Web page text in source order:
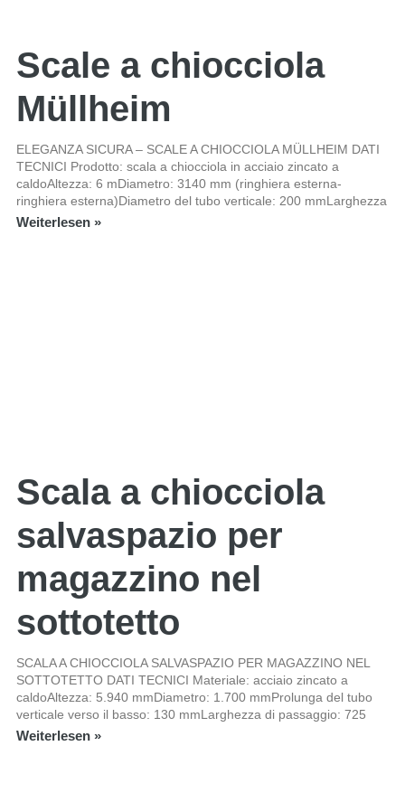
Scale a chiocciola
Müllheim
ELEGANZA SICURA – SCALE A CHIOCCIOLA MÜLLHEIM DATI
TECNICI Prodotto: scala a chiocciola in acciaio zincato a
caldoAltezza: 6 mDiametro: 3140 mm (ringhiera esterna-
ringhiera esterna)Diametro del tubo verticale: 200 mmLarghezza
Weiterlesen »
Scala a chiocciola
salvaspazio per
magazzino nel
sottotetto
SCALA A CHIOCCIOLA SALVASPAZIO PER MAGAZZINO NEL
SOTTOTETTO DATI TECNICI Materiale: acciaio zincato a
caldoAltezza: 5.940 mmDiametro: 1.700 mmProlunga del tubo
verticale verso il basso: 130 mmLarghezza di passaggio: 725
Weiterlesen »